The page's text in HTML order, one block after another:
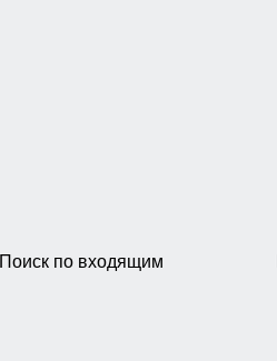
Поиск по входящим